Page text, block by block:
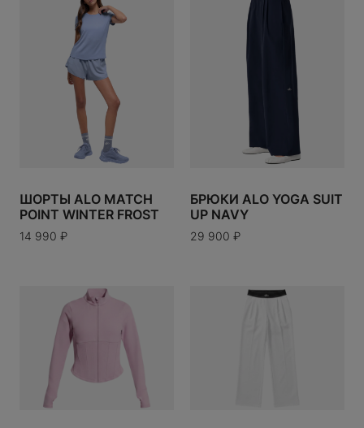
CHILD
ШОРТЫ ALO MATCH
POINT WINTER FROST
14 990 ₽
БРЮКИ ALO YOGA SUIT
UP NAVY
29 900 ₽